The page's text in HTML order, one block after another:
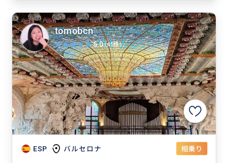
ESP バルセロナ 相乗り
tomobcn
5.0(45件)